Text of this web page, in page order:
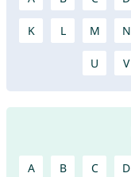
K L M N
U V
A B C D